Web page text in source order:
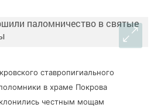
ставропигиального
в храме Покрова
честным мощам